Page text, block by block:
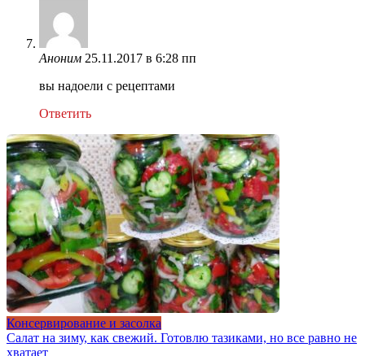
Аноним 25.11.2017 в 6:28 пп
вы надоели с рецептами
Ответить
Консервирование и засолка
Салат на зиму, как свежий. Готовлю тазиками, но все равно не
хватает